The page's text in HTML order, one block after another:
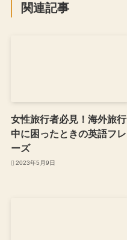
関連記事
女性旅行者必見！海外旅行
中に困ったときの英語フレ
ーズ
2023年5月9日